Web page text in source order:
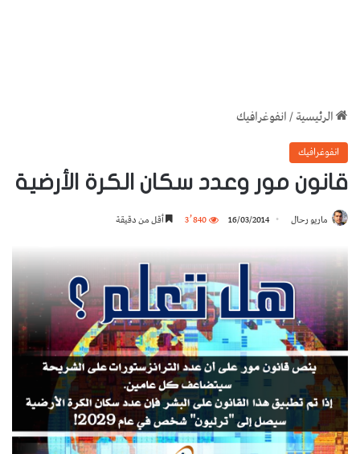
الرئيسية/انفوغرافيك
انفوغرافيك
قانون مور وعدد سكان الكرة الأرضية
ماريو رحال 16/03/2014 3٬840 أقل من دقيقة